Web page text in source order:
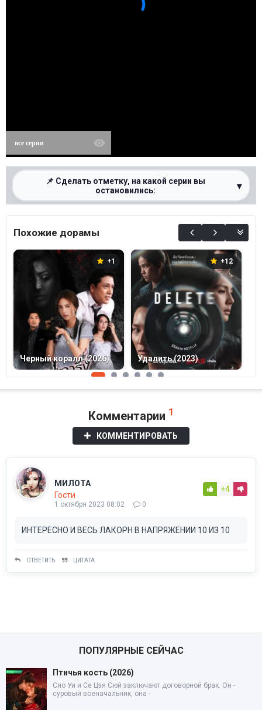
все серии
📌 Сделать отметку, на какой серии вы
остановились:
▾
0%
Похожие дорамы
+1
Черный коралл (2026)
+12
Удалить (2023)
Комментарии 1
КОММЕНТИРОВАТЬ
МИЛОТА
Гости
1 октября 2023 08:02 0
+4
ИНТЕРЕСНО И ВЕСЬ ЛАКОРН В НАПРЯЖЕНИИ 10 ИЗ 10
ОТВЕТИТЬ ЦИТАТА
ПОПУЛЯРНЫЕ СЕЙЧАС
Птичья кость (2026)
Сяо Уи и Се Цзя Сюй заключают договорной брак. Он -
суровый военачальник, она -